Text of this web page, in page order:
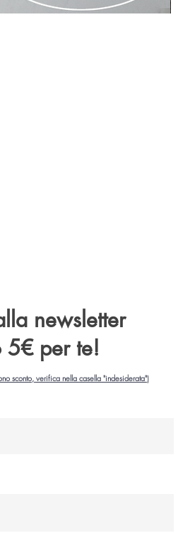
newsletter
5€ per te!
sconto, verifica nella casella "indesiderata")